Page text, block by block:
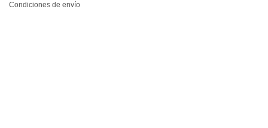
Condiciones de envío